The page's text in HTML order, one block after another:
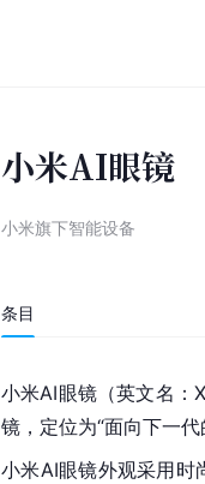
小米AI眼镜
小米旗下智能设备
条目
小米AI眼镜（英文名：
镜，定位为“面向下一
小米AI眼镜外观采用时